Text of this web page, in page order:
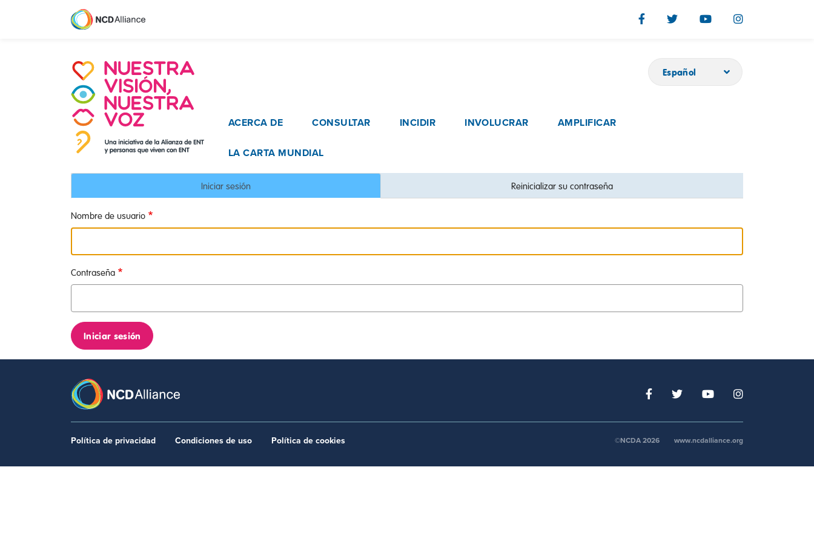
Español
Main navigation
ACERCA DE CONSULTAR INCIDIR INVOLUCRAR AMPLIFICAR
LA CARTA MUNDIAL
principales
Iniciar sesión Reinicializar su contraseña
Nombre de usuario
Contraseña
Iniciar sesión
Footer menu
Política de privacidad Condiciones de uso Política de cookies ©NCDA 2026 www.ncdalliance.org